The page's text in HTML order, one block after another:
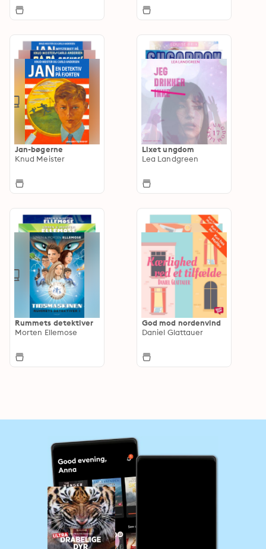
Jan-bøgerne
Knud Meister
Lixet ungdom
Lea Landgreen
Rummets detektiver
Morten Ellemose
God mod nordenvind
Daniel Glattauer